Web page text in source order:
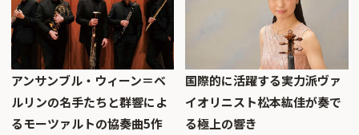
アンサンブル・ウィーン＝ベ
ルリンの名手たちと群響によ
るモーツァルトの協奏曲5作
国際的に活躍する実力派ヴァ
イオリニスト松本紘佳が奏で
る極上の響き